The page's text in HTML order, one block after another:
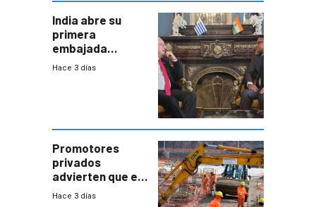
India abre su
primera
embajada
residente en
enorme
potencial
Hace 3 días
Promotores
privados
advierten que el
nuevo convenio
Hace 3 días